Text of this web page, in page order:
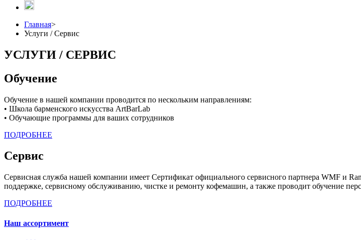
Главная>
Услуги / Сервис
УСЛУГИ / СЕРВИС
Обучение
Обучение в нашей компании проводится по нескольким направлениям:
• Школа барменского искусства ArtBarLab
• Обучающие программы для ваших сотрудников
ПОДРОБНЕЕ
Сервис
Сервисная служба нашей компании имеет Сертификат официального сервисного партнера WMF и
поддержке, сервисному обслуживанию, чистке и ремонту кофемашин, а также проводит обучение
ПОДРОБНЕЕ
Наш ассортимент